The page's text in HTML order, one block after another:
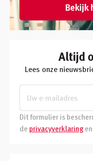
Bekijk
Altijd
Lees onze
Dit formulier is
de privacyverklaringen